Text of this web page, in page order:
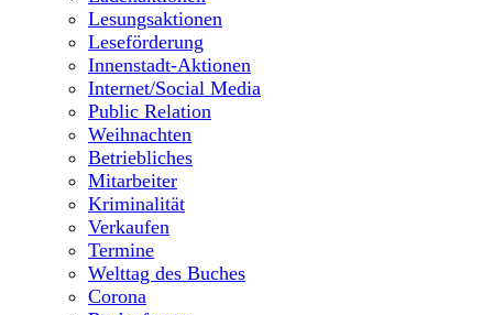
Lesungsaktionen
Leseförderung
Innenstadt-Aktionen
Internet/Social Media
Public Relation
Weihnachten
Betriebliches
Mitarbeiter
Kriminalität
Verkaufen
Termine
Welttag des Buches
Corona